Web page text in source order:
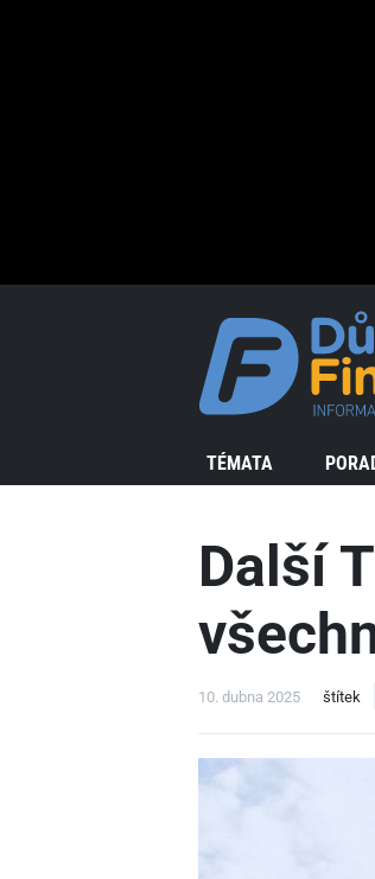
TÉMATA
Další
10. dubna 2025 štítek